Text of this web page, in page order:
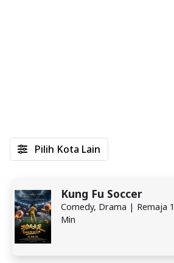
Kung Fu Soccer
Comedy, Drama | Remaja
Min
Pilih Kota Lain